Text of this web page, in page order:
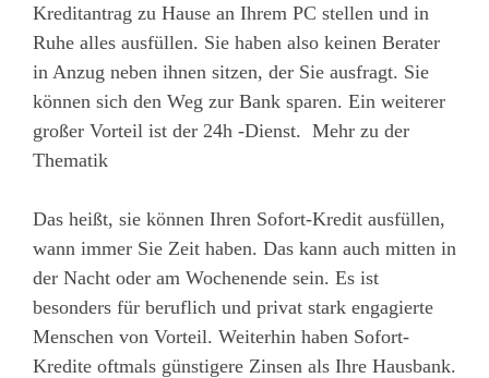
Kreditantrag zu Hause an Ihrem PC stellen und in
Ruhe alles ausfüllen. Sie haben also keinen Berater
in Anzug neben ihnen sitzen, der Sie ausfragt. Sie
können sich den Weg zur Bank sparen. Ein weiterer
großer Vorteil ist der 24h -Dienst. Mehr zu der
Thematik
Das heißt, sie können Ihren Sofort-Kredit ausfüllen,
wann immer Sie Zeit haben. Das kann auch mitten in
der Nacht oder am Wochenende sein. Es ist
besonders für beruflich und privat stark engagierte
Menschen von Vorteil. Weiterhin haben Sofort-
Kredite oftmals günstigere Zinsen als Ihre Hausbank.